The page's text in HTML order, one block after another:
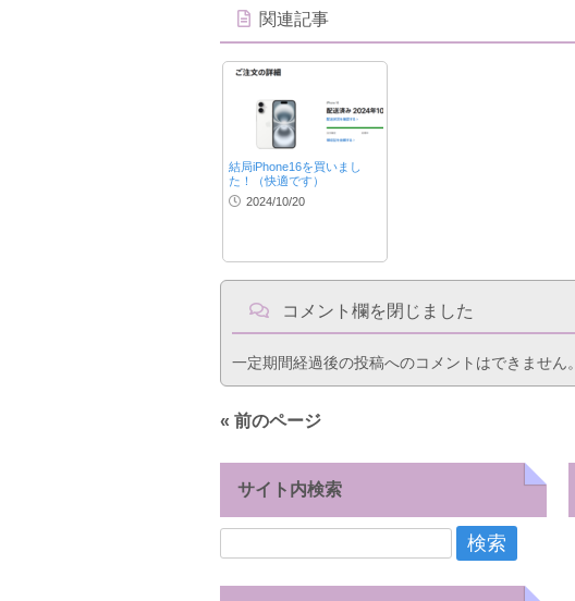
関連記事
結局iPhone16を買いまし
た！（快適です）
2024/10/20
コメント欄を閉じました
一定期間経過後の投稿へのコメントはできません。
« 前のページ
サイト内検索
索: